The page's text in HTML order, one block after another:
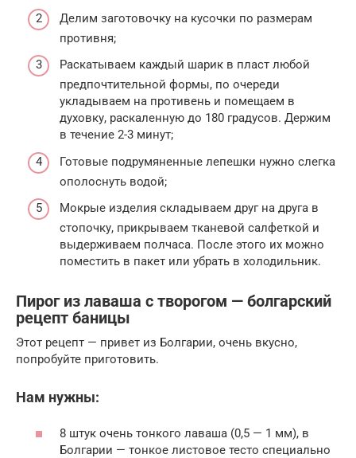
Делим заготовочку на кусочки по размерам
противня;
Раскатываем каждый шарик в пласт любой
предпочтительной формы, по очереди
укладываем на противень и помещаем в
духовку, раскаленную до 180 градусов. Держим
в течение 2-3 минут;
Готовые подрумяненные лепешки нужно слегка
ополоснуть водой;
Мокрые изделия складываем друг на друга в
стопочку, прикрываем тканевой салфеткой и
выдерживаем полчаса. После этого их можно
поместить в пакет или убрать в холодильник.
Пирог из лаваша с творогом — болгарский
рецепт баницы
Этот рецепт — привет из Болгарии, очень вкусно,
попробуйте приготовить.
Нам нужны:
8 штук очень тонкого лаваша (0,5 — 1 мм), в
Болгарии — тонкое листовое тесто специально